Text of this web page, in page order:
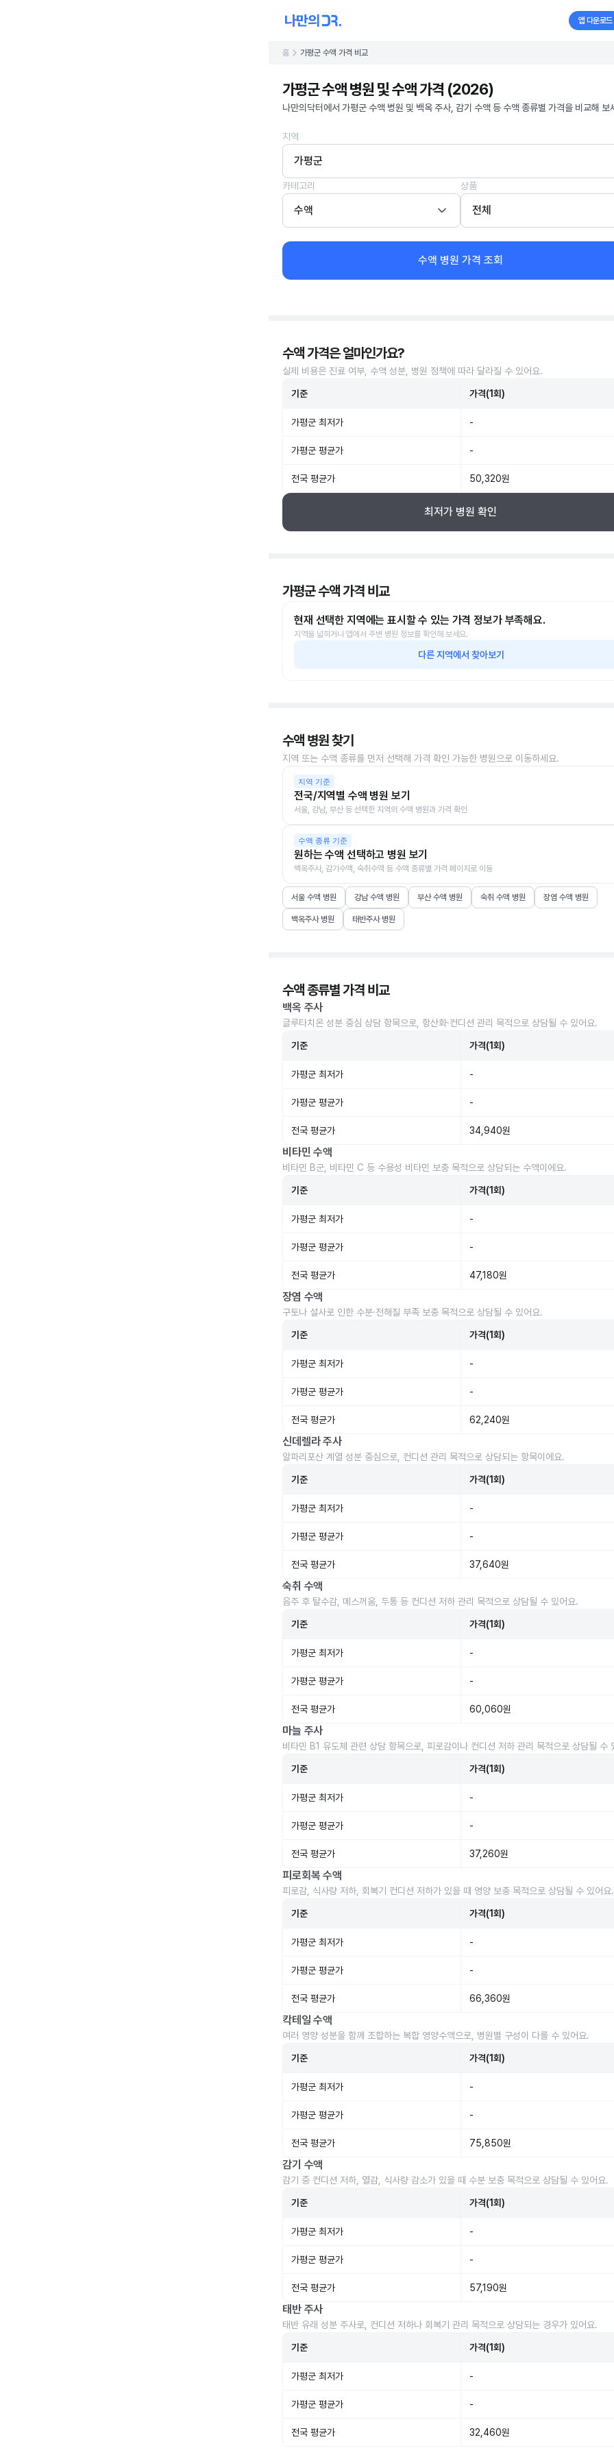
앱 다운로드
홈 가평군 수액 가격 비교
가평군 수액 병원 및 수액 가격 (2026)
나만의닥터에서 가평군 수액 병원 및 백옥 주사, 감기 수액 등 수액 종류별 가격을 비교해 보
지역
가평군
카테고리
수액
상품
전체
수액 병원 가격 조회
수액 가격은 얼마인가요?
실제 비용은 진료 여부, 수액 성분, 병원 정책에 따라 달라질 수 있어요.
기준 가격(1회)
가평군 최저가 -
가평군 평균가 -
전국 평균가 50,320원
최저가 병원 확인
가평군 수액 가격 비교
현재 선택한 지역에는 표시할 수 있는 가격 정보가 부족해요.
지역을 넓히거나 앱에서 주변 병원 정보를 확인해 보세요.
다른 지역에서 찾아보기
수액 병원 찾기
지역 또는 수액 종류를 먼저 선택해 가격 확인 가능한 병원으로 이동하세요.
지역 기준
전국/지역별 수액 병원 보기
서울, 강남, 부산 등 선택한 지역의 수액 병원과 가격 확인
수액 종류 기준
원하는 수액 선택하고 병원 보기
백옥주사, 감기수액, 숙취수액 등 수액 종류별 가격 페이지로 이동
서울 수액 병원 강남 수액 병원 부산 수액 병원 숙취 수액 병원 장염 수액 병원
백옥주사 병원 태반주사 병원
수액 종류별 가격 비교
백옥 주사
글루타치온 성분 중심 상담 항목으로, 항산화·컨디션 관리 목적으로 상담될 수 있어요.
기준 가격(1회)
가평군 최저가 -
가평군 평균가 -
전국 평균가 34,940원
비타민 수액
비타민 B군, 비타민 C 등 수용성 비타민 보충 목적으로 상담되는 수액이에요.
기준 가격(1회)
가평군 최저가 -
가평군 평균가 -
전국 평균가 47,180원
장염 수액
구토나 설사로 인한 수분·전해질 부족 보충 목적으로 상담될 수 있어요.
기준 가격(1회)
가평군 최저가 -
가평군 평균가 -
전국 평균가 62,240원
신데렐라 주사
알파리포산 계열 성분 중심으로, 컨디션 관리 목적으로 상담되는 항목이에요.
기준 가격(1회)
가평군 최저가 -
가평군 평균가 -
전국 평균가 37,640원
숙취 수액
음주 후 탈수감, 메스꺼움, 두통 등 컨디션 저하 관리 목적으로 상담될 수 있어요.
기준 가격(1회)
가평군 최저가 -
가평군 평균가 -
전국 평균가 60,060원
마늘 주사
비타민 B1 유도체 관련 상담 항목으로, 피로감이나 컨디션 저하 관리 목적으로 상담될 수
기준 가격(1회)
가평군 최저가 -
가평군 평균가 -
전국 평균가 37,260원
피로회복 수액
피로감, 식사량 저하, 회복기 컨디션 저하가 있을 때 영양 보충 목적으로 상담될 수 있어요.
기준 가격(1회)
가평군 최저가 -
가평군 평균가 -
전국 평균가 66,360원
칵테일 수액
여러 영양 성분을 함께 조합하는 복합 영양수액으로, 병원별 구성이 다를 수 있어요.
기준 가격(1회)
가평군 최저가 -
가평군 평균가 -
전국 평균가 75,850원
감기 수액
감기 중 컨디션 저하, 열감, 식사량 감소가 있을 때 수분 보충 목적으로 상담될 수 있어요.
기준 가격(1회)
가평군 최저가 -
가평군 평균가 -
전국 평균가 57,190원
태반 주사
태반 유래 성분 주사로, 컨디션 저하나 회복기 관리 목적으로 상담되는 경우가 있어요.
기준 가격(1회)
가평군 최저가 -
가평군 평균가 -
전국 평균가 32,460원